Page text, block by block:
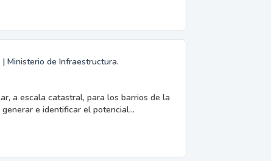
Ministerio de Infraestructura.
a escala catastral, para los barrios de la
e identificar el potencial...